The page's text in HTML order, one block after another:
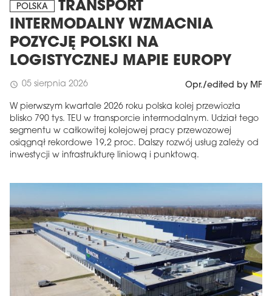
POLSKA
TRANSPORT
INTERMODALNY WZMACNIA
POZYCJĘ POLSKI NA
LOGISTYCZNEJ MAPIE EUROPY
schedule 05 sierpnia 2026 Opr./edited by MF
W pierwszym kwartale 2026 roku polska kolej przewiozła
blisko 790 tys. TEU w transporcie intermodalnym. Udział tego
segmentu w całkowitej kolejowej pracy przewozowej
osiągnął rekordowe 19,2 proc. Dalszy rozwój usług zależy od
inwestycji w infrastrukturę liniową i punktową.